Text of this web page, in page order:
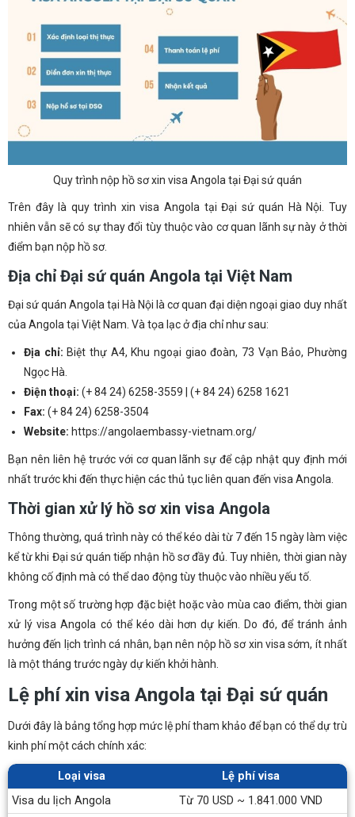
Quy trình nộp hồ sơ xin visa Angola tại Đại sứ quán
Trên đây là quy trình xin visa Angola tại Đại sứ quán Hà Nội. Tuy
nhiên vẫn sẽ có sự thay đổi tùy thuộc vào cơ quan lãnh sự này ở thời
điểm bạn nộp hồ sơ.
Địa chỉ Đại sứ quán Angola tại Việt Nam
Đại sứ quán Angola tại Hà Nội là cơ quan đại diện ngoại giao duy nhất
của Angola tại Việt Nam. Và tọa lạc ở địa chỉ như sau:
Địa chỉ:Biệt thự A4, Khu ngoại giao đoàn, 73 Vạn Bảo, Phường
Ngọc Hà.
Điện thoại: (+ 84 24) 6258-3559 | (+ 84 24) 6258 1621
Fax: (+ 84 24) 6258-3504
Website: https://angolaembassy-vietnam.org/
Bạn nên liên hệ trước với cơ quan lãnh sự để cập nhật quy định mới
nhất trước khi đến thực hiện các thủ tục liên quan đến visa Angola.
Thời gian xử lý hồ sơ xin visa Angola
Thông thường, quá trình này có thể kéo dài từ 7 đến 15 ngày làm việc
kể từ khi Đại sứ quán tiếp nhận hồ sơ đầy đủ. Tuy nhiên, thời gian này
không cố định mà có thể dao động tùy thuộc vào nhiều yếu tố.
Trong một số trường hợp đặc biệt hoặc vào mùa cao điểm, thời gian
xử lý visa Angola có thể kéo dài hơn dự kiến. Do đó, để tránh ảnh
hưởng đến lịch trình cá nhân, bạn nên nộp hồ sơ xin visa sớm, ít nhất
là một tháng trước ngày dự kiến khởi hành.
Lệ phí xin visa Angola tại Đại sứ quán
Dưới đây là bảng tổng hợp mức lệ phí tham khảo để bạn có thể dự trù
kinh phí một cách chính xác:
Loại visa
Lệ phí visa
Visa du lịch Angola
Từ 70 USD ~ 1.841.000 VND